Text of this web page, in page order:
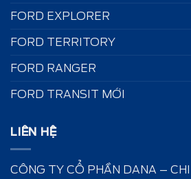
FORD EXPLORER
FORD TERRITORY
FORD RANGER
FORD TRANSIT MỚI
LIÊN HỆ
CÔNG TY CỔ PHẦN DANA –